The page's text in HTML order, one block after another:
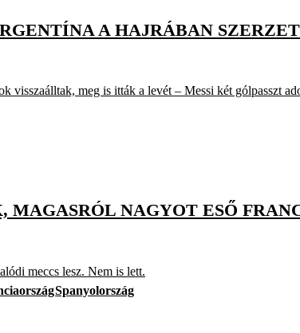
A HAJRÁBAN
meg is itták a levét – Messi két gólpasszt
NAGYOT ESŐ
meccs lesz. Nem is lett.
Spanyolország